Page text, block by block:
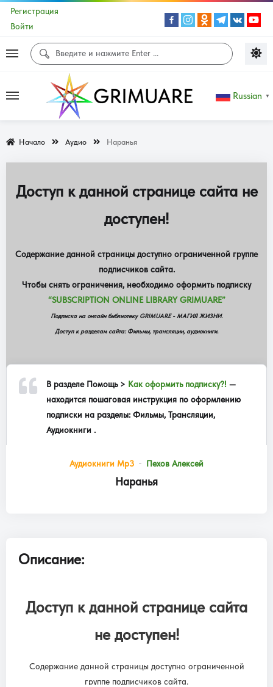
Регистрация
Войти
Russian ▼
Начало Аудио Наранья
Доступ к данной странице сайта не
доступен!
Содержание данной страницы доступно ограниченной группе
подписчиков сайта.
Чтобы снять ограничения, необходимо оформить подписку
“SUBSCRIPTION ONLINE LIBRARY GRIMUARE”
Подписка на онлайн библиотеку GRIMUARE - МАГИЯ ЖИЗНИ.
Доступ к разделам сайта: Фильмы, трансляции, аудиокниги.
В разделе Помощь > Как оформить подписку?! —
находится пошаговая инструкция по оформлению
подписки на разделы: Фильмы, Трансляции,
Аудиокниги .
Аудиокниги Mp3 Пехов Алексей
Наранья
Описание:
Доступ к данной странице сайта
не доступен!
Содержание данной страницы доступно ограниченной
группе подписчиков сайта.